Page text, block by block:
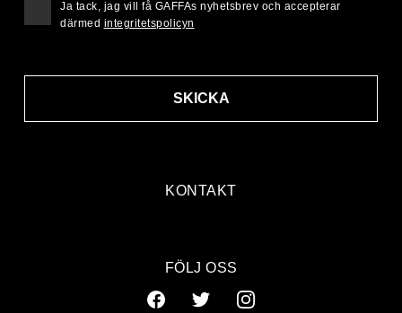
KONTAKT
SKICKA
Ja tack, jag vill få GAFFAs nyhetsbrev och accepterar
därmed integritetspolicyn
FÖLJ OSS